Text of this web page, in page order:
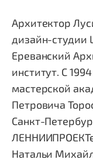
Архитектор
дизайн-студии
Ереванский
институт. С
мастерской
Петровича
Санкт-
Натальи